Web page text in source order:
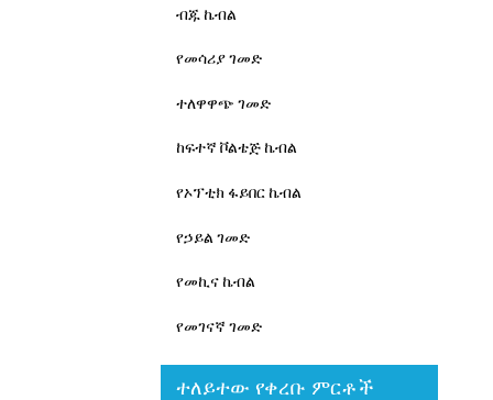
ብጁ ኬብል
የመሳሪያ ገመድ
ተለዋዋጭ ገመድ
ከፍተኛ ቮልቴጅ ኬብል
የኦፕቲክ ፋይበር ኬብል
የኃይል ገመድ
የመኪና ኬብል
የመገናኛ ገመድ
ተለይተው የቀረቡ ምርቶች